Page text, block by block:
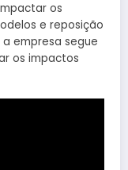
os
e reposição
empresa segue
os impactos